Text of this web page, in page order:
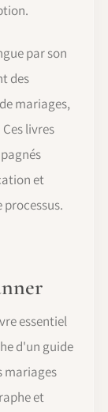
par son
des
mariages,
livres
et
essentiel
d'un guide
mariages
et